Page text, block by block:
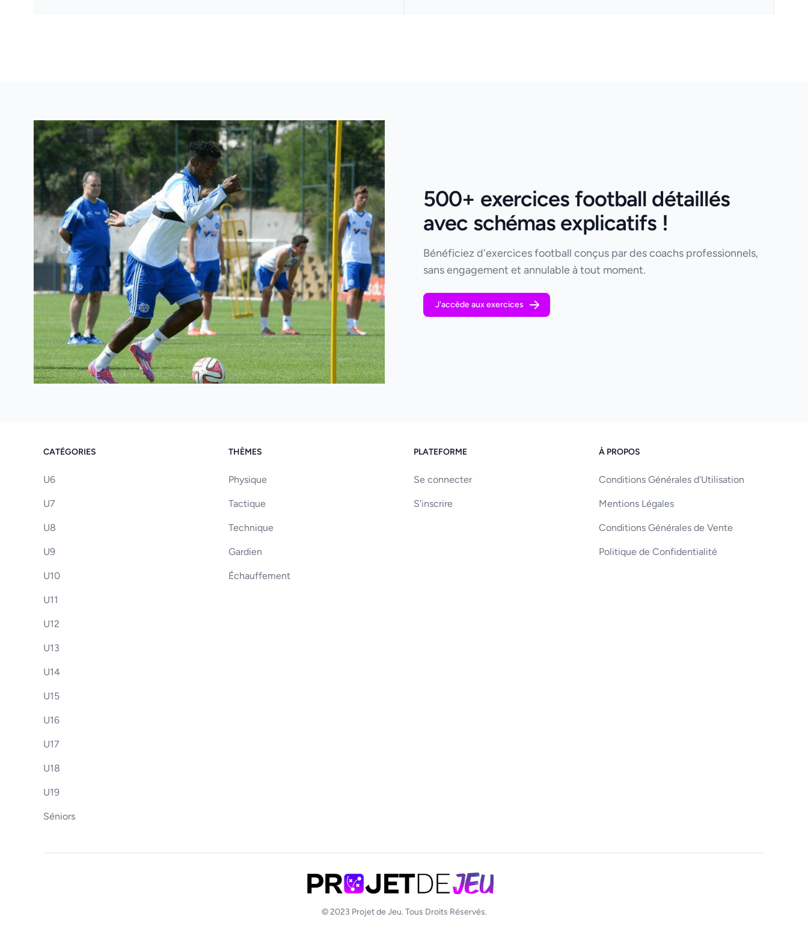
500+ exercices football détaillés
avec schémas explicatifs !
Bénéficiez d'exercices football conçus par des coachs professionnels,
sans engagement et annulable à tout moment.
J'accède aux exercices
CATÉGORIES
U6
U7
U8
U9
U10
U11
U12
U13
U14
U15
U16
U17
U18
U19
Séniors
THÈMES
Physique
Tactique
Technique
Gardien
Échauffement
PLATEFORME
Se connecter
S'inscrire
À PROPOS
Conditions Générales d'Utilisation
Mentions Légales
Conditions Générales de Vente
Politique de Confidentialité
© 2023 Projet de Jeu. Tous Droits Réservés.